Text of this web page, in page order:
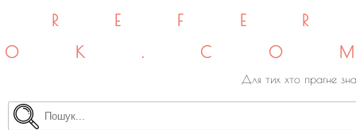
Для тих хто прагне